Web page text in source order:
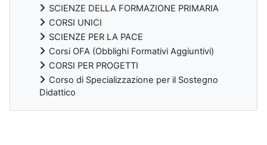
SCIENZE DELLA FORMAZIONE PRIMARIA
CORSI UNICI
SCIENZE PER LA PACE
Corsi OFA (Obblighi Formativi Aggiuntivi)
CORSI PER PROGETTI
Corso di Specializzazione per il Sostegno
Didattico